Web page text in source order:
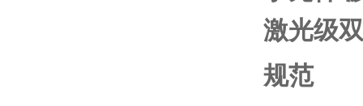
激光级
规范